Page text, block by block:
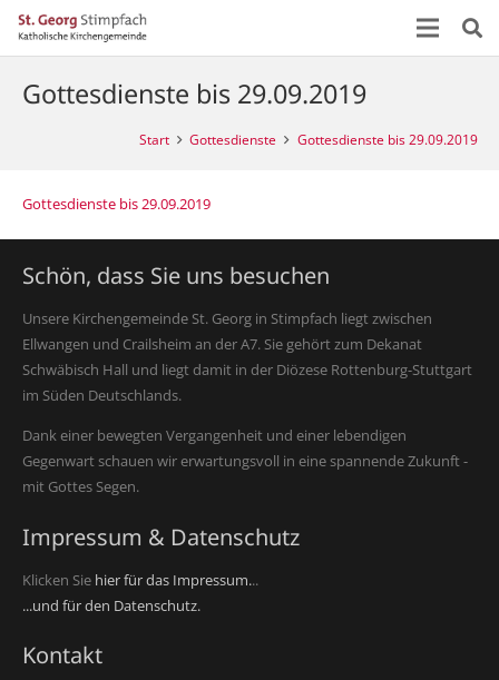
Gottesdienste bis 29.09.2019
Start Gottesdienste Gottesdienste bis 29.09.2019
Gottesdienste bis 29.09.2019
Schön, dass Sie uns besuchen
Unsere Kirchengemeinde St. Georg in Stimpfach liegt zwischen
Ellwangen und Crailsheim an der A7. Sie gehört zum Dekanat
Schwäbisch Hall und liegt damit in der Diözese Rottenburg-Stuttgart
im Süden Deutschlands.
Dank einer bewegten Vergangenheit und einer lebendigen
Gegenwart schauen wir erwartungsvoll in eine spannende Zukunft -
mit Gottes Segen.
Impressum & Datenschutz
Klicken Sie hier für das Impressum...
...und für den Datenschutz.
Kontakt